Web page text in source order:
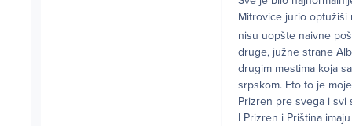
Mitrovice jurio optužiši
nisu uopšte naivne
druge, južne strane
drugim mestima koja
srpskom. Eto to je
Prizren pre svega i svi
I Prizren i Priština